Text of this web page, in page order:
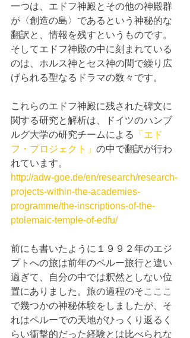
一つは、エドフ神殿とその他の神殿群
が〈創造の島〉であるという神秘的な
翻訳と、情報を残すというものです。
そしてエドフ神殿の中に刻まれている
のは、ホルス神とセス神の間で繰り広
げられる聖なるドラマの数々です。
これらのエドフ神殿に残された碑文に
関する研究と解析は、ドイツのハンブ
ルグ大学の研究チームによる
「エド
フ・プロジェクト」 の中で翻訳が行わ
れています。
http://adw-goe.de/en/research/research-
projects-within-the-academies-
programme/the-inscriptions-of-the-
ptolemaic-temple-of-edfu/
前にも書いたように１９９２年のエジ
プトへの旅は前年のペルー旅行と違い
過ぎて、自分の中では釈然としない位
置にありました。旅の過程のそこここ
で幾つかの神秘体験をしましたが、そ
れはペルーでの天地がひっくり返るく
らい衝撃的だった経験とは比べられな